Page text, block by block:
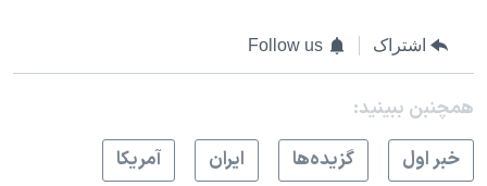
اشتراک Follow us
همچنبن ببینید:
خبر اول
گزيده‌ها ايران
آمريکا